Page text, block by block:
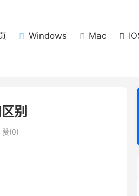
Windows Mac
别
赞(0)